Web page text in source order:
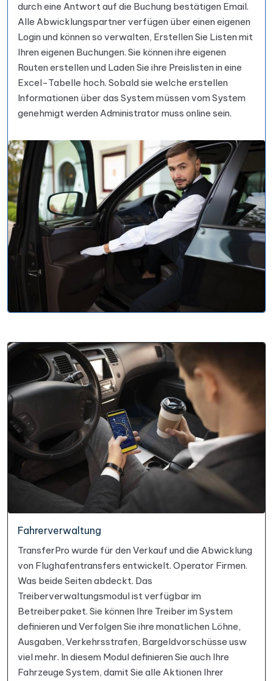
durch eine Antwort auf die Buchung bestätigen Email.
Alle Abwicklungspartner verfügen über einen eigenen
Login und können so verwalten, Erstellen Sie Listen mit
Ihren eigenen Buchungen. Sie können ihre eigenen
Routen erstellen und Laden Sie ihre Preislisten in eine
Excel-Tabelle hoch. Sobald sie welche erstellen
Informationen über das System müssen vom System
genehmigt werden Administrator muss online sein.
Fahrerverwaltung
TransferPro wurde für den Verkauf und die Abwicklung
von Flughafentransfers entwickelt. Operator Firmen.
Was beide Seiten abdeckt. Das
Treiberverwaltungsmodul ist verfügbar im
Betreiberpaket. Sie können Ihre Treiber im System
definieren und Verfolgen Sie ihre monatlichen Löhne,
Ausgaben, Verkehrsstrafen, Bargeldvorschüsse usw
viel mehr. In diesem Modul definieren Sie auch Ihre
Fahrzeuge System, damit Sie alle Aktionen Ihrer